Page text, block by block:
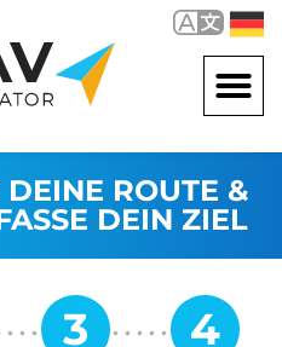
DEINE ROUTE &
DEIN ZIEL